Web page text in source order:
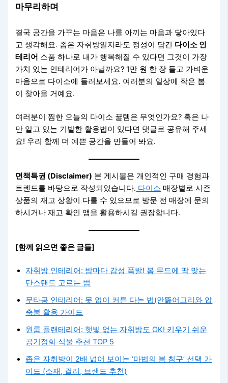
마무리하며
결국 공간을 가꾸는 마음은 나를 아끼는 마음과 닿아있다
고 생각해요. 좁은 자취방일지라도 정성이 담긴 다이소 인
테리어 소품 하나로 내가 행복해질 수 있다면 그것이 가장
가치 있는 인테리어가 아닐까요? 1만 원 한 장 들고 가벼운
마음으로 다이소에 들러보세요. 여러분의 일상에 작은 봄
이 찾아올 거예요.
여러분이 찜한 오늘의 다이소 꿀템은 무엇인가요? 혹은 나
만 알고 있는 기발한 활용법이 있다면 댓글로 공유해 주세
요! 우리 함께 더 예쁜 공간을 만들어 봐요.
면책특권 (Disclaimer) 본 게시물은 개인적인 구매 경험과
트렌드를 바탕으로 작성되었습니다. 다이소 매장별로 시즌
상품의 재고 상황이 다를 수 있으므로 방문 전 매장에 문의
하시거나 재고 확인 앱을 활용하시길 권장합니다.
[함께 읽으면 좋은 글들]
자취방 인테리어: 밤마다 감성 폭발! 봄 무드에 딱 맞는
단스탠드 고르는 법
무타공 인테리어: 못 없이 커튼 다는 법(안뚫어고리와 압
축봉 활용 가이드
원룸 플랜테리어: 햇빛 없는 자취방도 OK! 키우기 쉬운
공기정화 식물 추천 TOP 5
좁은 자취방이 2배 넓어 보이는 ‘마법의 봄 침구’ 선택 가
이드 (소재, 컬러, 브랜드 추천)